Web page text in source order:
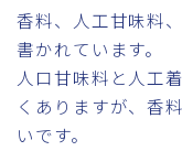
香料、人工甘味料
書かれています。
人口甘味料と人工
くありますが、香
いです。